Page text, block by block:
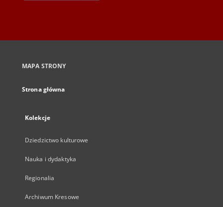
MAPA STRONY
Strona główna
Kolekcje
Dziedzictwo kulturowe
Nauka i dydaktyka
Regionalia
Archiwum Kresowe